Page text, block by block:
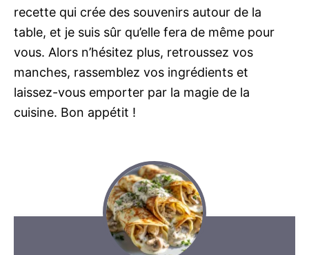
recette qui crée des souvenirs autour de la
table, et je suis sûr qu’elle fera de même pour
vous. Alors n’hésitez plus, retroussez vos
manches, rassemblez vos ingrédients et
laissez-vous emporter par la magie de la
cuisine. Bon appétit !